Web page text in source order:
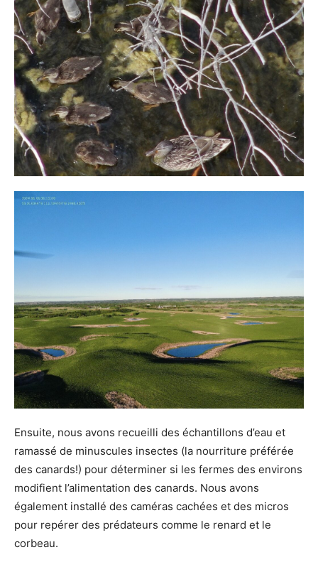
Ensuite, nous avons recueilli des échantillons d’eau et
ramassé de minuscules insectes (la nourriture préférée
des canards!) pour déterminer si les fermes des environs
modifient l’alimentation des canards. Nous avons
également installé des caméras cachées et des micros
pour repérer des prédateurs comme le renard et le
corbeau.